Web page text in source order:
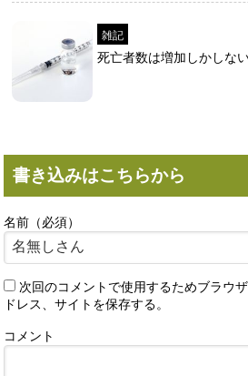
雑記
死亡者数は増加しかしな
書き込みはこちらから
名前（必須）
次回のコメントで使用するためブラウ
ドレス、サイトを保存する。
コメント